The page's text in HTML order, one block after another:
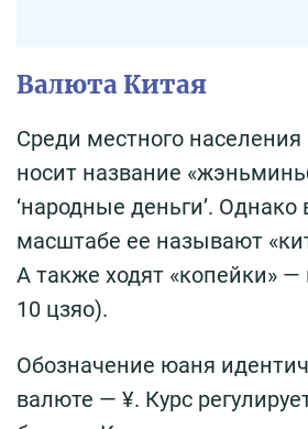
Валюта Китая
Среди местного
носит название
‘народные деньги’.
масштабе ее называют
А также ходят «копейки»
10 цзяо).
Обозначение юаня
валюте — ¥. Курс